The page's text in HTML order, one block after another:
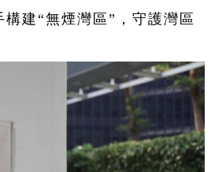
建“無煙灣區”，守護灣區